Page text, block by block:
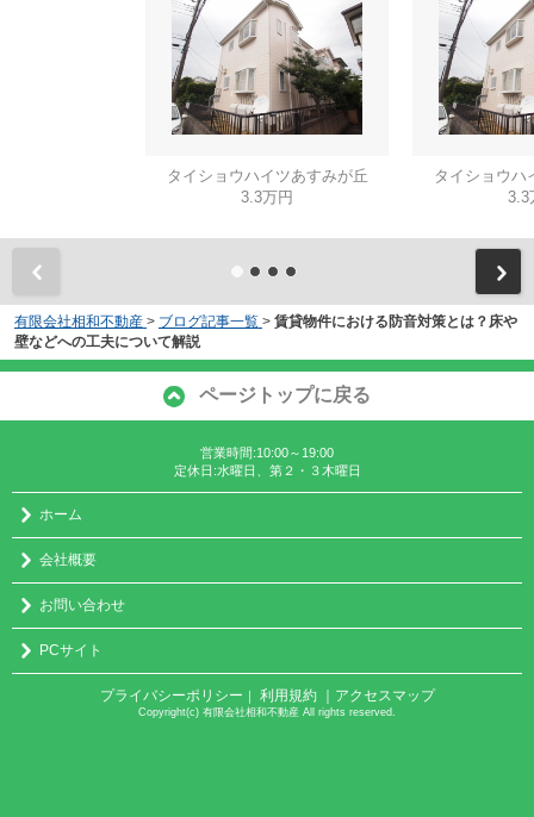
タイショウハイツあすみが丘
3.3万円
タイショウハ
3.3
有限会社相和不動産 > ブログ記事一覧 > 賃貸物件における防音対策とは？床や
壁などへの工夫について解説
ページトップに戻る
営業時間:10:00～19:00
定休日:水曜日、第２・３木曜日
ホーム
会社概要
お問い合わせ
PCサイト
プライバシーポリシー 利用規約 ｜アクセスマップ
Copyright(c) 有限会社相和不動産 All rights reserved.